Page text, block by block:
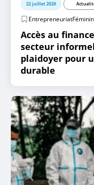
22 juillet 2026
EntrepreneuriatFéminin
Accès au
secteur
plaidoyer pour
durable